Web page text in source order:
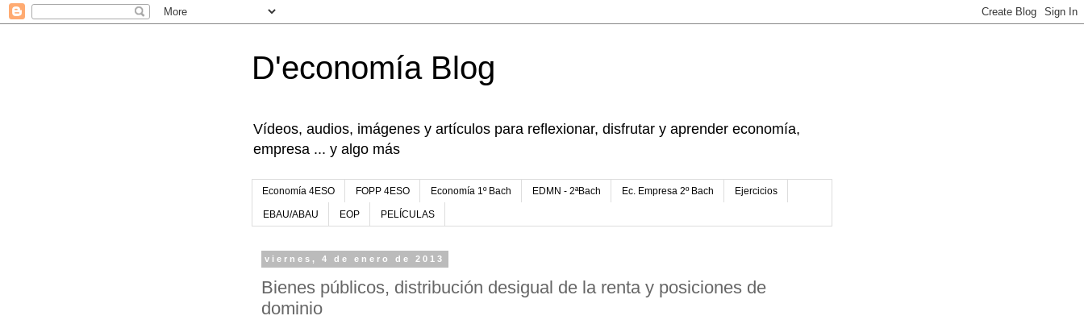
D'economía Blog
Vídeos, audios, imágenes y artículos para reflexionar, disfrutar y aprender economía,
empresa ... y algo más
Economía 4ESO FOPP 4ESO Economía 1º Bach EDMN - 2ªBach Ec. Empresa 2º Bach Ejercicios
EBAU/ABAU EOP PELÍCULAS
viernes, 4 de enero de 2013
Bienes públicos, distribución desigual de la renta y posiciones de
dominio